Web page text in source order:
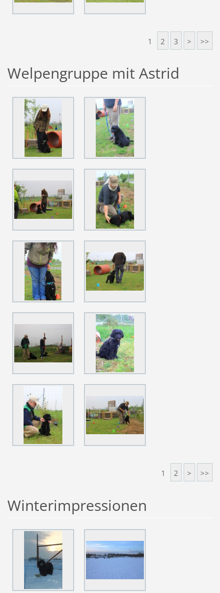
1 2 3 > >>
Welpengruppe mit Astrid
1 2 > >>
Winterimpressionen